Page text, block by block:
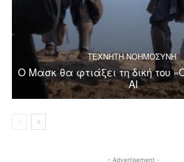
ΤΕΧΝΗΤΗ ΝΟΗΜΟΣΥΝΗ
Ο Μασκ θα φτιάξει τη δική του
AI
- Advertisement -